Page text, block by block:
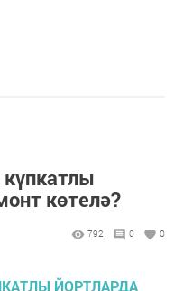
көтелә?
792 0 0